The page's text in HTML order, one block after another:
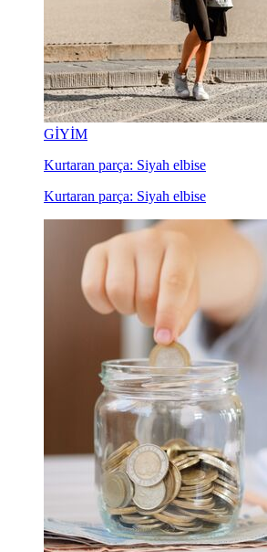
GİYİM
Kurtaran parça: Siyah elbise
Kurtaran parça: Siyah elbise